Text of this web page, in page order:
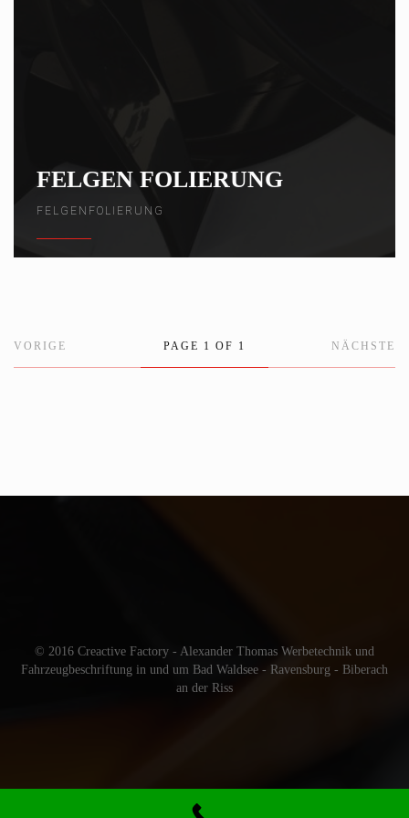
FELGEN FOLIERUNG
FELGENFOLIERUNG
VORIGE PAGE 1 OF 1 NÄCHSTE
© 2016 Creactive Factory - Alexander Thomas Werbetechnik und
Fahrzeugbeschriftung in und um Bad Waldsee - Ravensburg - Biberach
an der Riss